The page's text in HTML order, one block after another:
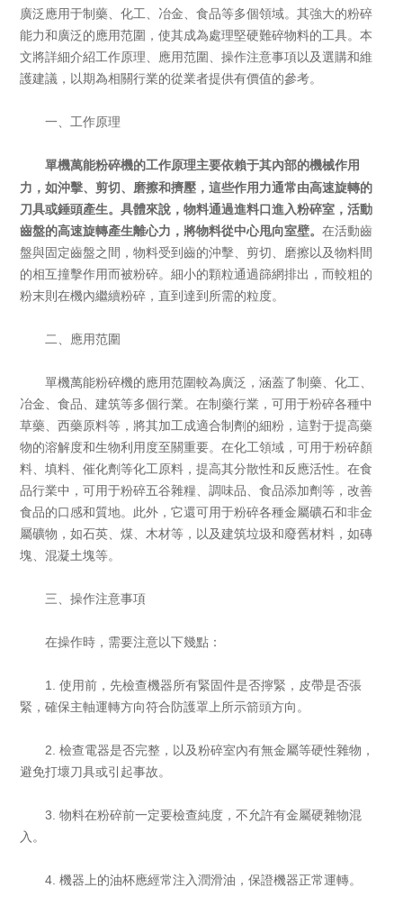
廣泛應用于制藥、化工、冶金、食品等多個領域。其強大的粉碎
能力和廣泛的應用范圍，使其成為處理堅硬難碎物料的工具。本
文將詳細介紹工作原理、應用范圍、操作注意事項以及選購和維
護建議，以期為相關行業的從業者提供有價值的參考。
一、工作原理
單機萬能粉碎機的工作原理主要依賴于其內部的機械作用
力，如沖擊、剪切、磨擦和擠壓，這些作用力通常由高速旋轉的
刀具或錘頭產生。具體來說，物料通過進料口進入粉碎室，活動
齒盤的高速旋轉產生離心力，將物料從中心甩向室壁。在活動齒
盤與固定齒盤之間，物料受到齒的沖擊、剪切、磨擦以及物料間
的相互撞擊作用而被粉碎。細小的顆粒通過篩網排出，而較粗的
粉末則在機內繼續粉碎，直到達到所需的粒度。
二、應用范圍
單機萬能粉碎機的應用范圍較為廣泛，涵蓋了制藥、化工、
冶金、食品、建筑等多個行業。在制藥行業，可用于粉碎各種中
草藥、西藥原料等，將其加工成適合制劑的細粉，這對于提高藥
物的溶解度和生物利用度至關重要。在化工領域，可用于粉碎顏
料、填料、催化劑等化工原料，提高其分散性和反應活性。在食
品行業中，可用于粉碎五谷雜糧、調味品、食品添加劑等，改善
食品的口感和質地。此外，它還可用于粉碎各種金屬礦石和非金
屬礦物，如石英、煤、木材等，以及建筑垃圾和廢舊材料，如磚
塊、混凝土塊等。
三、操作注意事項
在操作時，需要注意以下幾點：
1. 使用前，先檢查機器所有緊固件是否擰緊，皮帶是否張
緊，確保主軸運轉方向符合防護罩上所示箭頭方向。
2. 檢查電器是否完整，以及粉碎室內有無金屬等硬性雜物，
避免打壞刀具或引起事故。
3. 物料在粉碎前一定要檢查純度，不允許有金屬硬雜物混
入。
4. 機器上的油杯應經常注入潤滑油，保證機器正常運轉。